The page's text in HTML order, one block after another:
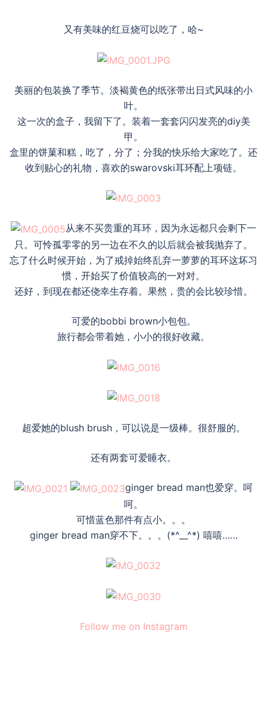
又有美味的红豆烧可以吃了，哈~
美丽的包装换了季节。淡褐黄色的纸张带出日式风味的小
叶。
这一次的盒子，我留下了。装着一套套闪闪发亮的diy美
甲。
盒里的饼菓和糕，吃了，分了；分我的快乐给大家吃了。还
收到贴心的礼物，喜欢的swarovski耳环配上项链。
从来不买贵重的耳环，因为永远都只会剩下一
只。可怜孤零零的另一边在不久的以后就会被我抛弃了。
忘了什么时候开始，为了戒掉始终乱弃一萝萝的耳环这坏习
惯，开始买了价值较高的一对对。
还好，到现在都还侥幸生存着。果然，贵的会比较珍惜。
可爱的bobbi brown小包包。
旅行都会带着她，小小的很好收藏。
超爱她的blush brush，可以说是一级棒。很舒服的。
还有两套可爱睡衣。
ginger bread man也爱穿。呵
呵。
可惜蓝色那件有点小。。。
ginger bread man穿不下。。。(*^__^*) 嘻嘻……
Follow me on Instagram